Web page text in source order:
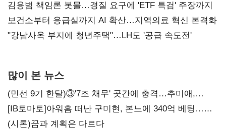
김용범 책임론 봇물…경질 요구에 'ETF 특검' 주장까지
보건소부터 응급실까지 AI 확산…지역의료 혁신 본격화
"강남사옥 부지에 청년주택"…LH도 '공급 속도전'
많이 본 뉴스
(민선 9기 한달)③'7조 채무' 곳간에 충격…추미애,
20년만에 '비상재정' 선언 승부수
[IB토마토]아워홈 떠난 구미현, 본느에 340억 베팅…
가족 지배체제 구축
(시론)꿈과 계획은 다르다